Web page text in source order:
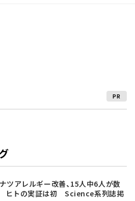
PR
ツアレルギー改善、15人中6人が数
ヒトの実証は初 Science系列誌掲